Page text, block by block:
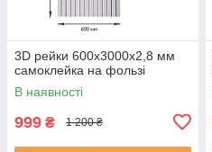
3D рейки 600х3000х2,8 мм
самоклейка на фользі
В наявності
999 ₴ 1 200 ₴